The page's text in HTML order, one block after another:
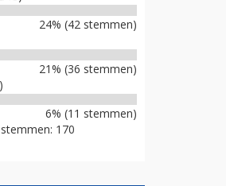
24% (42 stemmen)
21% (36 stemmen)
6% (11 stemmen)
170